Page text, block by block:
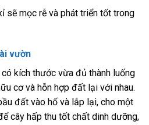
sẽ mọc rễ và phát triển tốt trong
vườn
kích thước vừa đủ thành luống
cơ và hỗn hợp đất lại với nhau.
đất vào hố và lắp lại, cho một
cây hấp thu tốt chất dinh dưỡng,